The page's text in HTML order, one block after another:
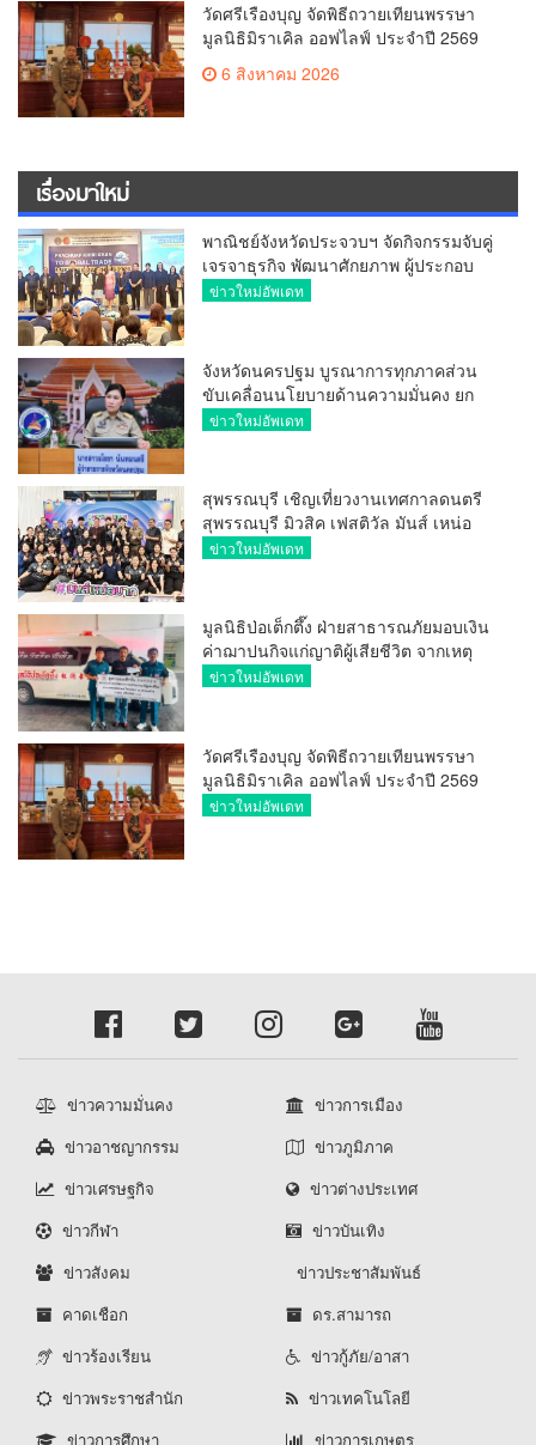
วัดศรีเรืองบุญ จัดพิธีถวายเทียนพรรษา
มูลนิธิมิราเคิล ออฟไลฟ์ ประจำปี 2569
พล.ต.ต.ศิริวัฒน์ ดีพอ ให้เกียรติเป็น
ประธาน
6 สิงหาคม 2026
เรื่องมาใหม่
พาณิชย์จังหวัดประจวบฯ จัดกิจกรรมจับคู่
เจรจาธุรกิจ พัฒนาศักยภาพ ผู้ประกอบ
การ ขยายช่องทางการค้า สู่การค้า
ข่าวใหม่อัพเดท
จังหวัดนครปฐม บูรณาการทุกภาคส่วน
ขับเคลื่อนนโยบายด้านความมั่นคง ยก
ระดับการป้องกันอาชญากรรมทาง
ข่าวใหม่อัพเดท
สุพรรณบุรี เชิญเที่ยวงานเทศกาลดนตรี
สุพรรณบุรี มิวสิค เฟสติวัล มันส์ เหน่อ
มาก
ข่าวใหม่อัพเดท
มูลนิธิป่อเต็กตึ๊ง ฝ่ายสาธารณภัยมอบเงิน
ค่าฌาปนกิจแก่ญาติผู้เสียชีวิต จากเหตุ
เพลิงไหม้ โรงเบียร์ ณ ลาดพร้าว จำนวน
ข่าวใหม่อัพเดท
วัดศรีเรืองบุญ จัดพิธีถวายเทียนพรรษา
มูลนิธิมิราเคิล ออฟไลฟ์ ประจำปี 2569
พล.ต.ต.ศิริวัฒน์ ดีพอ ให้เกียรติเป็น
ข่าวใหม่อัพเดท
ข่าวความมั่นคง
ข่าวการเมือง
ข่าวอาชญากรรม
ข่าวภูมิภาค
ข่าวเศรษฐกิจ
ข่าวต่างประเทศ
ข่าวกีฬา
ข่าวบันเทิง
ข่าวสังคม
ข่าวประชาสัมพันธ์
คาดเชือก
ดร.สามารถ
ข่าวร้องเรียน
ข่าวกู้ภัย/อาสา
ข่าวพระราชสำนัก
ข่าวเทคโนโลยี
ข่าวการศึกษา
ข่าวการเกษตร